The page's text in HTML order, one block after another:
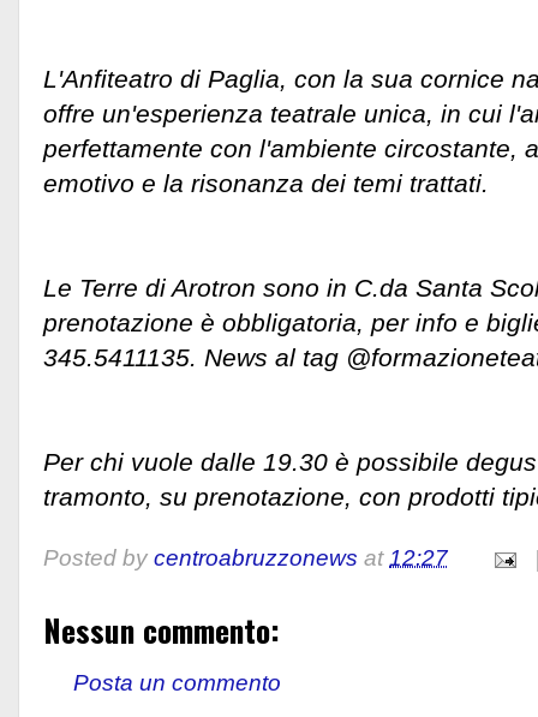
L'Anfiteatro di Paglia, con la sua cornice
offre un'esperienza teatrale unica, in cui
perfettamente con l'ambiente circostante,
emotivo e la risonanza dei temi trattati.
Le Terre di Arotron sono in C.da Santa
prenotazione è obbligatoria, per info e
345.5411135. News al tag
Per chi vuole dalle 19.30 è possibile
tramonto, su prenotazione, con prodotti
Posted by centroabruzzonews at12:27
Nessun commento:
Posta un commento